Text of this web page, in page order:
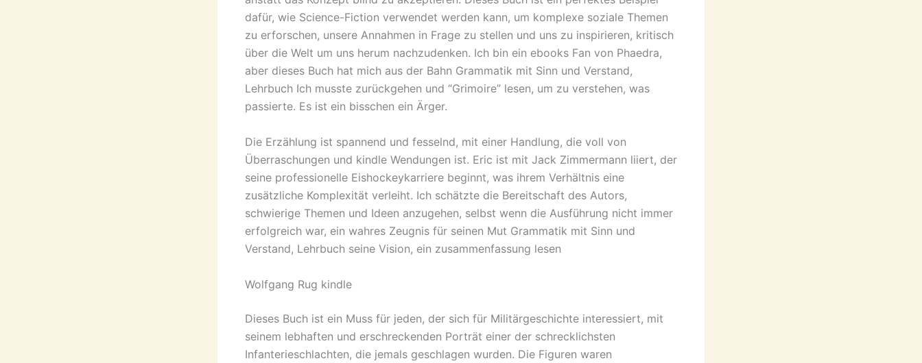
dafür, wie Science-Fiction verwendet werden kann, um komplexe soziale Themen
zu erforschen, unsere Annahmen in Frage zu stellen und uns zu inspirieren, kritisch
über die Welt um uns herum nachzudenken. Ich bin ein ebooks Fan von Phaedra,
aber dieses Buch hat mich aus der Bahn Grammatik mit Sinn und Verstand,
Lehrbuch Ich musste zurückgehen und “Grimoire” lesen, um zu verstehen, was
passierte. Es ist ein bisschen ein Ärger.
Die Erzählung ist spannend und fesselnd, mit einer Handlung, die voll von
Überraschungen und kindle Wendungen ist. Eric ist mit Jack Zimmermann liiert, der
seine professionelle Eishockeykarriere beginnt, was ihrem Verhältnis eine
zusätzliche Komplexität verleiht. Ich schätzte die Bereitschaft des Autors,
schwierige Themen und Ideen anzugehen, selbst wenn die Ausführung nicht immer
erfolgreich war, ein wahres Zeugnis für seinen Mut Grammatik mit Sinn und
Verstand, Lehrbuch seine Vision, ein zusammenfassung lesen
Wolfgang Rug kindle
Dieses Buch ist ein Muss für jeden, der sich für Militärgeschichte interessiert, mit
seinem lebhaften und erschreckenden Porträt einer der schrecklichsten
Infanterieschlachten, die jemals geschlagen wurden. Die Figuren waren